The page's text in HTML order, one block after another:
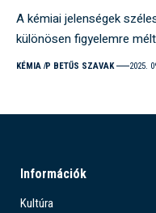
A kémiai jelenségek
különösen figyelemre
KÉMIA P BETŰS SZAVAK 2025.
Információk
Kultúra